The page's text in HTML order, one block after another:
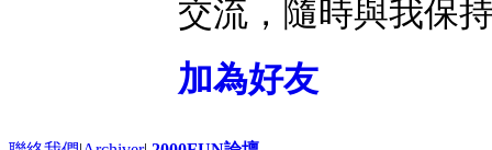
交流，隨時與我保
加為好友